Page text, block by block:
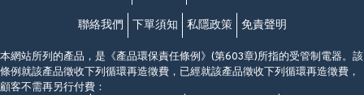
聯絡我們 下單須知 私隱政策 免責聲明
本網站所列的產品，是《產品環保責任條例》(第603章)所指的受管制電器。該
條例就該產品徵收下列循環再造徵費，已經就該產品徵收下列循環再造徵費，
顧客不需再另行付費：